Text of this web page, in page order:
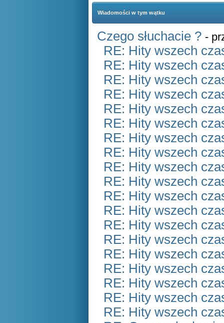
Wiadomości w tym wątku
Czego słuchacie ? -
RE: Hity wszech
RE: Hity wszech
RE: Hity wszech
RE: Hity wszech
RE: Hity wszech
RE: Hity wszech
RE: Hity wszech
RE: Hity wszech
RE: Hity wszech
RE: Hity wszech
RE: Hity wszech
RE: Hity wszech
RE: Hity wszech
RE: Hity wszech
RE: Hity wszech
RE: Hity wszech
RE: Hity wszech
RE: Hity wszech
RE: Hity wszech